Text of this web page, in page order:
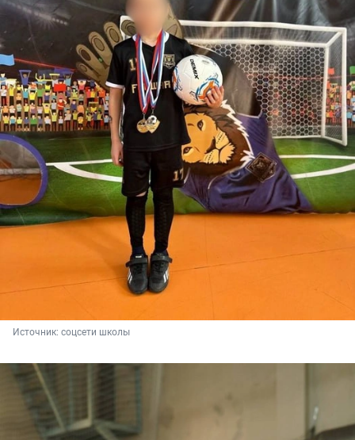
Источник: соцсети школы